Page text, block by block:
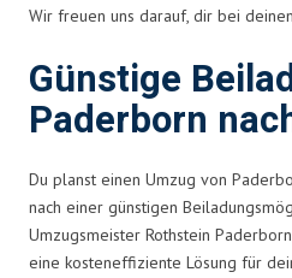
Wir freuen uns darauf, dir bei
Günstige
Paderborn
Du planst einen Umzug von
nach einer günstigen
Umzugsmeister Rothstein
eine kosteneffiziente Lösung für